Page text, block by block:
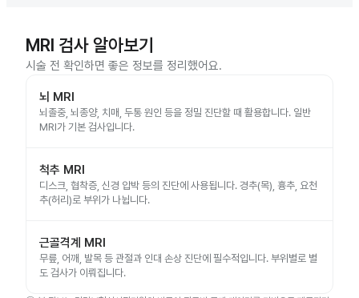
MRI 검사 알아보기
시술 전 확인하면 좋은 정보를 정리했어요.
뇌 MRI
뇌졸중, 뇌종양, 치매, 두통 원인 등을 정밀 진단할 때 활용합니다. 일반
MRI가 기본 검사입니다.
척추 MRI
디스크, 협착증, 신경 압박 등의 진단에 사용됩니다. 경추(목), 흉추, 요천
추(허리)로 부위가 나뉩니다.
근골격계 MRI
무릎, 어깨, 발목 등 관절과 인대 손상 진단에 필수적입니다. 부위별로 별
도 검사가 이뤄집니다.